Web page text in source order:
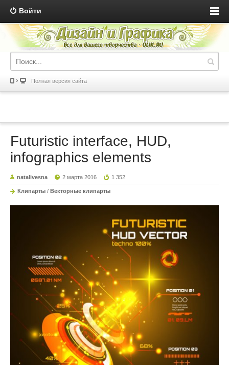
Войти
Полная версия сайта
Futuristic interface, HUD,
infographics elements
natalivesna 2 марта 2016 1 352
Клипарты / Векторные клипарты